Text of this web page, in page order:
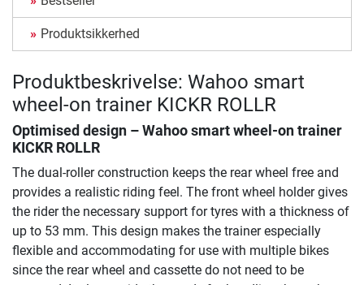
Produktsikkerhed
Produktbeskrivelse: Wahoo smart
wheel-on trainer KICKR ROLLR
Optimised design – Wahoo smart wheel-on trainer
KICKR ROLLR
The dual-roller construction keeps the rear wheel free and
provides a realistic riding feel. The front wheel holder gives
the rider the necessary support for tyres with a thickness of
up to 53 mm. This design makes the trainer especially
flexible and accommodating for use with multiple bikes
since the rear wheel and cassette do not need to be